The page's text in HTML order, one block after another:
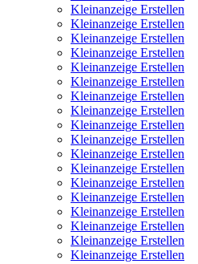
Kleinanzeige Erstellen
Kleinanzeige Erstellen
Kleinanzeige Erstellen
Kleinanzeige Erstellen
Kleinanzeige Erstellen
Kleinanzeige Erstellen
Kleinanzeige Erstellen
Kleinanzeige Erstellen
Kleinanzeige Erstellen
Kleinanzeige Erstellen
Kleinanzeige Erstellen
Kleinanzeige Erstellen
Kleinanzeige Erstellen
Kleinanzeige Erstellen
Kleinanzeige Erstellen
Kleinanzeige Erstellen
Kleinanzeige Erstellen
Kleinanzeige Erstellen